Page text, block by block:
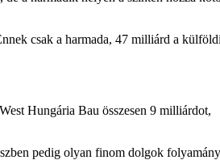
csak a harmada, 47 milliárd a
Hungária Bau összesen 9 milliárdot,
pedig olyan finom dolgok